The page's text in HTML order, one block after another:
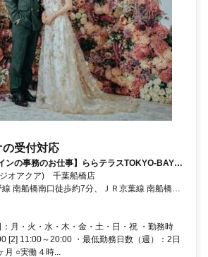
受付対応
ンの事務のお仕事】ららテラスTOKYO-BAYに
スタジオで勤務☆
オアクア) 千葉船橋店
南船橋南口徒歩約7分、ＪＲ京葉線 南船橋南
「南船橋」駅直結
月・火・水・木・金・土・日・祝 ・勤務時
[2] 11:00～20:00 ・最低勤務日数（週）：2日
○実働４時...